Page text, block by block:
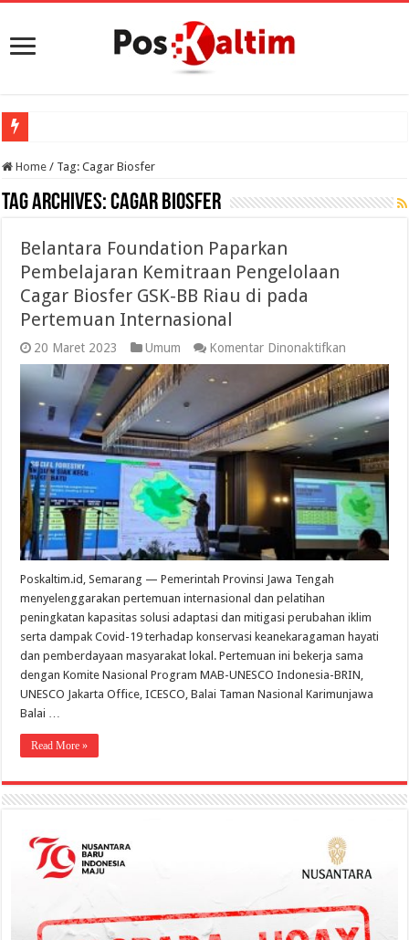
Home / Tag:Cagar Biosfer
Tag Archives:Cagar Biosfer
Belantara Foundation Paparkan
Pembelajaran Kemitraan Pengelolaan
Cagar Biosfer GSK-BB Riau di pada
Pertemuan Internasional
20 Maret 2023 Umum Komentar Dinonaktifkan
Belantara
Foundation
Paparkan
Kemitraan
Cagar
Biosfer
GSK-
BB
Riau
di
pada
Pertemuan
Poskaltim.id, Semarang — Pemerintah Provinsi Jawa Tengah
menyelenggarakan pertemuan internasional dan pelatihan
peningkatan kapasitas solusi adaptasi dan mitigasi perubahan iklim
serta dampak Covid-19 terhadap konservasi keanekaragaman hayati
dan pemberdayaan masyarakat lokal. Pertemuan ini bekerja sama
dengan Komite Nasional Program MAB-UNESCO Indonesia-BRIN,
UNESCO Jakarta Office, ICESCO, Balai Taman Nasional Karimunjawa
Balai …
Read More »